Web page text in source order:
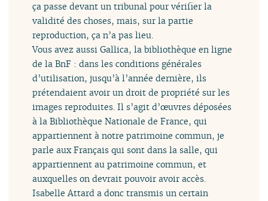
ça passe devant un tribunal pour vérifier la
validité des choses, mais, sur la partie
reproduction, ça n’a pas lieu.
Vous avez aussi Gallica, la bibliothèque en ligne
de la BnF : dans les conditions générales
d’utilisation, jusqu’à l’année dernière, ils
prétendaient avoir un droit de propriété sur les
images reproduites. Il s’agit d’œuvres déposées
à la Bibliothèque Nationale de France, qui
appartiennent à notre patrimoine commun, je
parle aux Français qui sont dans la salle, qui
appartiennent au patrimoine commun, et
auxquelles on devrait pouvoir avoir accès.
Isabelle Attard a donc transmis un certain